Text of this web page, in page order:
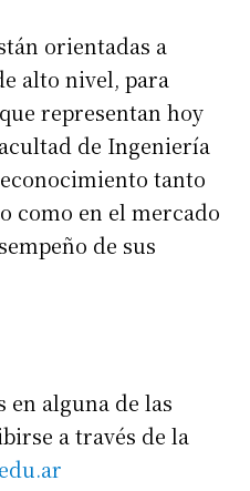
orientadas a
alto nivel, para
representan hoy
de Ingeniería
tanto
como en el mercado
de sus
en alguna de las
a través de la